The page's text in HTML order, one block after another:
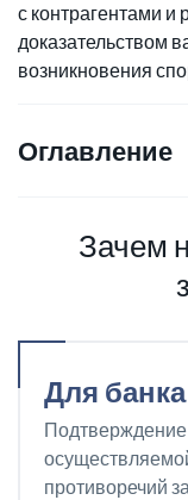
с контрагентами и
доказательством
возникновения
Оглавление
Зачем
Для банка
Подтверждение
противоречий